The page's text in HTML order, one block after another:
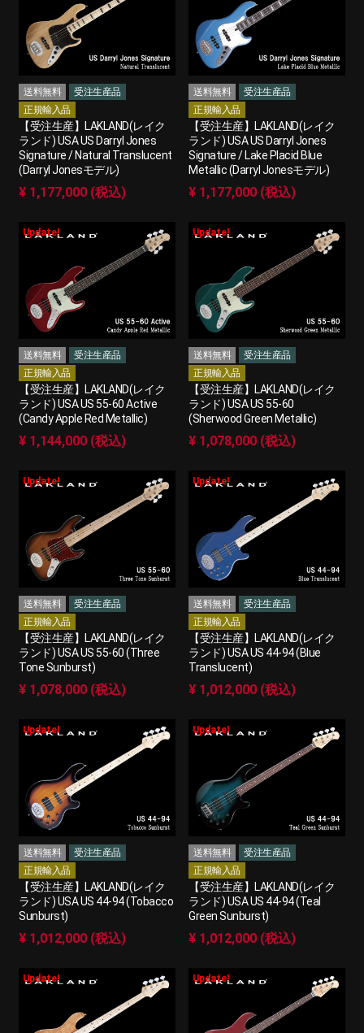
送料無料
受注生産品
正規輸入品
【受注生産】LAKLAND(レイク
ランド) USA US Darryl Jones
Signature / Natural Translucent
(Darryl Jonesモデル)
¥ 1,177,000 (税込)
送料無料
受注生産品
正規輸入品
【受注生産】LAKLAND(レイク
ランド) USA US Darryl Jones
Signature / Lake Placid Blue
Metallic (Darryl Jonesモデル)
¥ 1,177,000 (税込)
Update!
送料無料
受注生産品
正規輸入品
【受注生産】LAKLAND(レイク
ランド) USA US 55-60 Active
(Candy Apple Red Metallic)
¥ 1,144,000 (税込)
Update!
送料無料
受注生産品
正規輸入品
【受注生産】LAKLAND(レイク
ランド) USA US 55-60
(Sherwood Green Metallic)
¥ 1,078,000 (税込)
Update!
送料無料
受注生産品
正規輸入品
【受注生産】LAKLAND(レイク
ランド) USA US 55-60 (Three
Tone Sunburst)
¥ 1,078,000 (税込)
Update!
送料無料
受注生産品
正規輸入品
【受注生産】LAKLAND(レイク
ランド) USA US 44-94 (Blue
Translucent)
¥ 1,012,000 (税込)
Update!
送料無料
受注生産品
正規輸入品
【受注生産】LAKLAND(レイク
ランド) USA US 44-94 (Tobacco
Sunburst)
¥ 1,012,000 (税込)
Update!
送料無料
受注生産品
正規輸入品
【受注生産】LAKLAND(レイク
ランド) USA US 44-94 (Teal
Green Sunburst)
¥ 1,012,000 (税込)
Update! Update!